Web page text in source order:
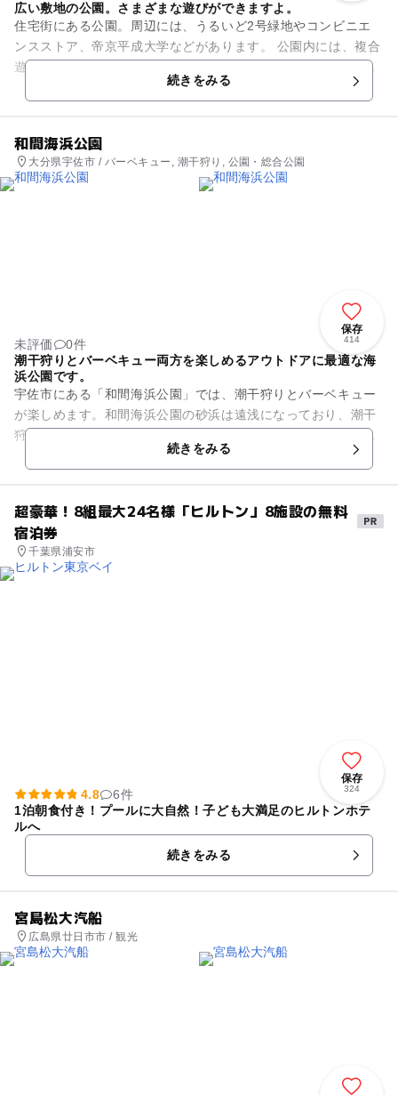
広い敷地の公園。さまざまな遊びができますよ。
住宅街にある公園。周辺には、うるいど2号緑地やコンビニエ
ンスストア、帝京平成大学などがあります。 公園内には、複合
遊具やスプリング遊具などがあるので子どもが喜ぶの間違いな
続きをみる
和間海浜公園
大分県宇佐市 / バーベキュー, 潮干狩り, 公園・総合公園
保存
414
未評価
0件
潮干狩りとバーベキュー両方を楽しめるアウトドアに最適な海
浜公園です。
宇佐市にある「和間海浜公園」では、潮干狩りとバーベキュー
が楽しめます。和間海浜公園の砂浜は遠浅になっており、潮干
狩りスポットとして大変人気があります。潮干狩り用具やバー
ベキュー用具のレンタルを行...続きをみる
超豪華！8組最大24名様「ヒルトン」8施設の無料
宿泊券
千葉県浦安市
保存
324
4.8
6件
1泊朝食付き！プールに大自然！子ども大満足のヒルトンホテ
ルへ
続きをみる
宮島松大汽船
広島県廿日市市 / 観光